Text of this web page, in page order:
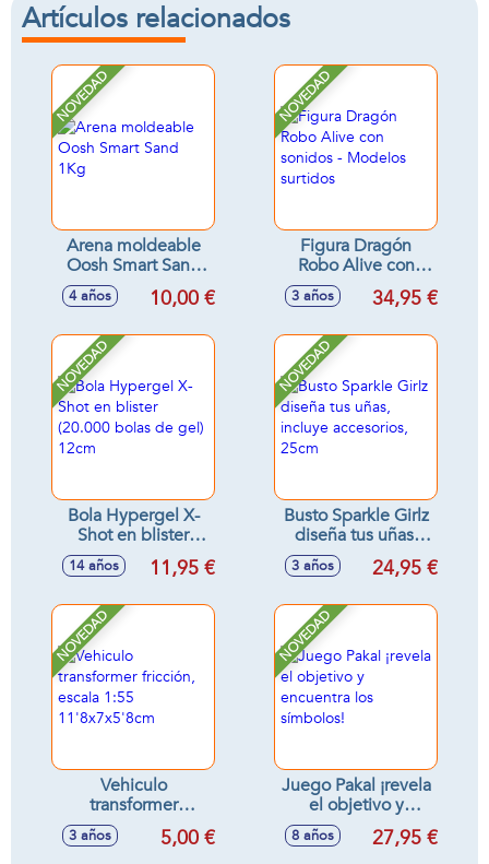
Artículos relacionados
NOVEDAD
Arena moldeable
Oosh Smart Sand
1Kg
4 años 10,00 €
NOVEDAD
Figura Dragón
Robo Alive con
sonidos - Modelos
surtidos
3 años 34,95 €
NOVEDAD
Bola Hypergel X-
Shot en blister
(20.000 bolas de
gel) 12cm
14 años 11,95 €
NOVEDAD
Busto Sparkle Girlz
diseña tus uñas,
incluye accesorios,
25cm
3 años 24,95 €
NOVEDAD
Vehiculo
transformer
fricción, escala 1:55
11'8x7x5'8cm
3 años 5,00 €
NOVEDAD
Juego Pakal ¡revela
el objetivo y
encuentra los
símbolos!
8 años 27,95 €